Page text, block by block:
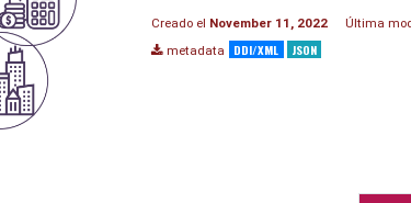
Creado el November 11, 2022 Última
metadata DDI/XML JSON